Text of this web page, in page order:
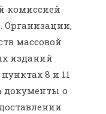
комиссией
Организации,
массовой
изданий
8 и 11
документы о